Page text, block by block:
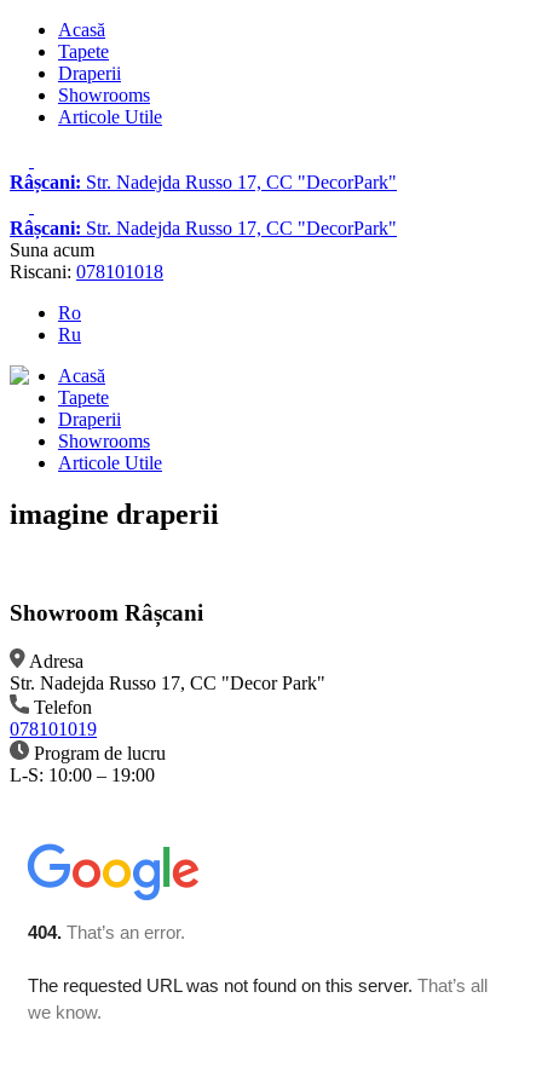
Acasă
Tapete
Draperii
Showrooms
Articole Utile
Râșcani: Str. Nadejda Russo 17, CC "DecorPark"
Râșcani: Str. Nadejda Russo 17, CC "DecorPark"
Suna acum
Riscani: 078101018
Ro
Ru
Acasă
Tapete
Draperii
Showrooms
Articole Utile
imagine draperii
Showroom Râșcani
Adresa
Str. Nadejda Russo 17, CC "Decor Park"
Telefon
078101019
Program de lucru
L-S: 10:00 – 19:00